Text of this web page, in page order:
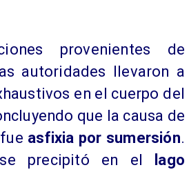
provenientes de
autoridades llevaron a
en el cuerpo del
que la causa de
asfixia por sumersión.
precipitó en el
lago